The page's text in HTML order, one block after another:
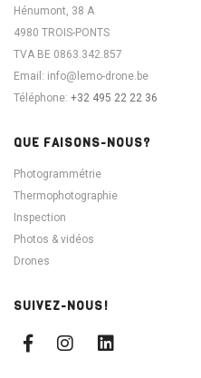
Hénumont, 38 A
4980 TROIS-PONTS
TVA BE 0863.342.857
Email: info@lemo-drone.be
Téléphone: +32 495 22 22 36
QUE FAISONS-NOUS?
Photogrammétrie
Thermophotographie
Inspection
Photos & vidéos
Drones
SUIVEZ-NOUS!